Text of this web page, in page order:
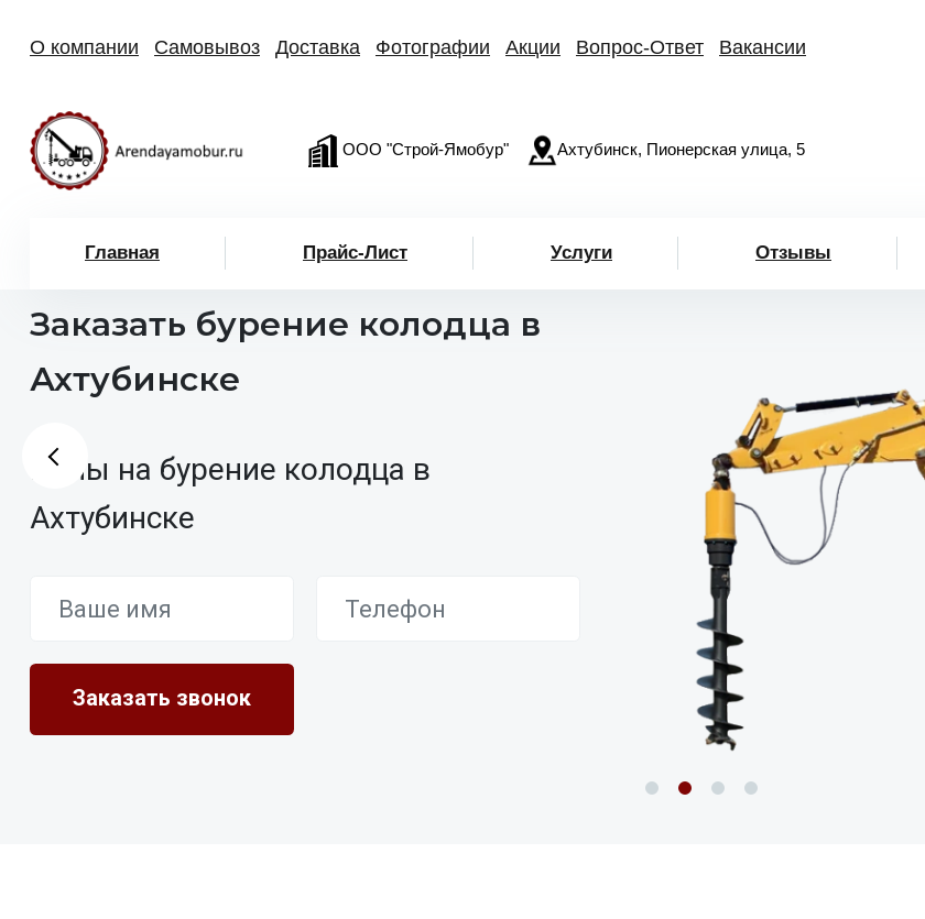
О компании Самовывоз Доставка Фотографии Акции Вопрос-Ответ Вакансии
ООО "Строй-Ямобур" Ахтубинск, Пионерская улица, 5
Главная Прайс-Лист Услуги Отзывы
Заказать бурение колодца в
Ахтубинске
Цены на бурение колодца в
Ахтубинске